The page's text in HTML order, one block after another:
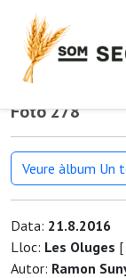
Foto 278
Veure àlbum Un
Data: 21.8.2016
Lloc: Les Oluges [
Autor: Ramon